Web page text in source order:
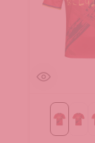
Gr. MGr.